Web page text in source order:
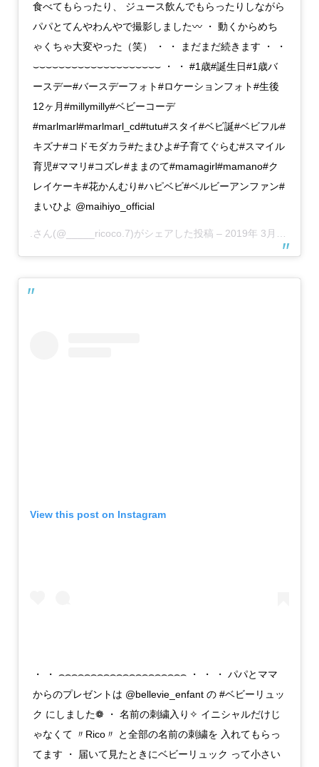
食べてもらったり、 ジュース飲んでもらったりしながら
パパとてんやわんやで撮影しました〰︎ ・ 動くからめち
ゃくちゃ大変やった（笑） ・ ・ まだまだ続きます ・ ・
⌣⌣⌣⌣⌣⌣⌣⌣⌣⌣⌣⌣⌣⌣⌣⌣⌣⌣⌣⌣ ・ ・ #1歳#誕生日#1歳バ
ースデー#バースデーフォト#ロケーションフォト#生後
12ヶ月#millymilly#ベビーコーデ
#marlmarl#marlmarl_cd#tutu#スタイ#ベビ誕#ベビフル#
キズナ#コドモダカラ#たまひよ#子育てぐらむ#スマイル
育児#ママリ#コズレ#ままのて#mamagirl#mamano#ク
レイケーキ#花かんむり#ハピベビ#ベルビーアンファン#
まいひよ @maihiyo_official
.さん(@_____ricoco.7)がシェアした投稿 – 2019年 3月月6日午前7時14分PST
View this post on Instagram
・ ・ ⌢⌢⌢⌢⌢⌢⌢⌢⌢⌢⌢⌢⌢⌢⌢⌢⌢⌢⌢⌢ ・ ・ ・ パパとママ
からのプレゼントは @bellevie_enfant の #ベビーリュッ
ク にしました❁ ・ 名前の刺繍入り✧ イニシャルだけじ
ゃなくて 〃Rico〃 と全部の名前の刺繍を 入れてもらっ
てます ・ 届いて見たときにベビーリュック って小さい